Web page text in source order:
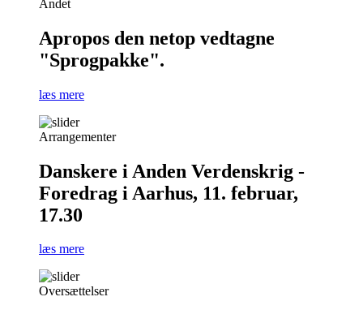
Andet
Apropos den netop vedtagne
"Sprogpakke".
læs mere
Arrangementer
Danskere i Anden Verdenskrig -
Foredrag i Aarhus, 11. februar,
17.30
læs mere
Oversættelser